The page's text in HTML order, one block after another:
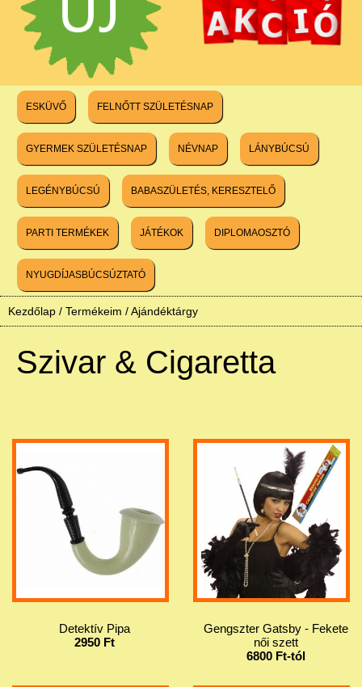
ESKÜVŐ FELNŐTT SZÜLETÉSNAP
GYERMEK SZÜLETÉSNAP NÉVNAP LÁNYBÚCSÚ
LEGÉNYBÚCSÚ BABASZÜLETÉS, KERESZTELŐ
PARTI TERMÉKEK JÁTÉKOK DIPLOMAOSZTÓ
NYUGDÍJASBÚCSÚZTATÓ
Kezdőlap / Termékeim /Ajándéktárgy
Szivar & Cigaretta
Detektív Pipa
2950 Ft
Gengszter Gatsby - Fekete
női szett
6800 Ft-tól